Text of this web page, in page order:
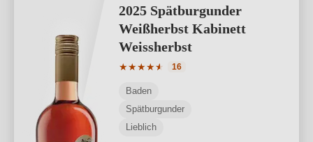
2025 Spätburgunder
Weißherbst Kabinett
Weissherbst
★★★★★
★
Durchschnittliche Bewertung von 4.88
16
Baden
Spätburgunder
Lieblich